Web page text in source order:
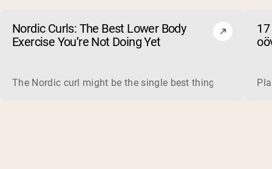
Nordic Curls: The Best Lower Body
Exercise You’re Not Doing Yet
The Nordic curl might be the single best thing you can